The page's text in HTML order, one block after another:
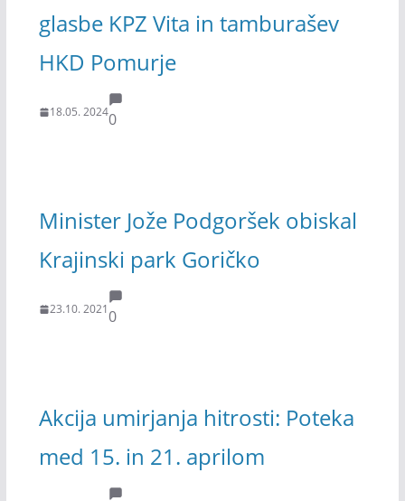
glasbe KPZ Vita in tamburašev
HKD Pomurje
18.05. 20240
Minister Jože Podgoršek obiskal
Krajinski park Goričko
23.10. 20210
Akcija umirjanja hitrosti: Poteka
med 15. in 21. aprilom